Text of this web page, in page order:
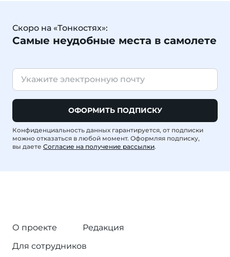
Скоро на «Тонкостях»:
Самые неудобные места в самолете
ОФОРМИТЬ ПОДПИСКУ
Конфиденциальность данных гарантируется, от подписки
можно отказаться в любой момент. Оформляя подписку,
вы даете Согласие на получение рассылки.
О проекте
Редакция
Для сотрудников